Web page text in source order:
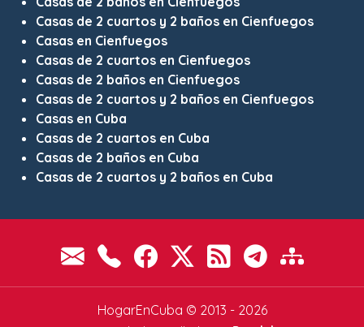
Casas de 2 cuartos y 2 baños en Cienfuegos
Casas en Cienfuegos
Casas de 2 cuartos en Cienfuegos
Casas de 2 baños en Cienfuegos
Casas de 2 cuartos y 2 baños en Cienfuegos
Casas en Cuba
Casas de 2 cuartos en Cuba
Casas de 2 baños en Cuba
Casas de 2 cuartos y 2 baños en Cuba
HogarEnCuba © 2013 - 2026